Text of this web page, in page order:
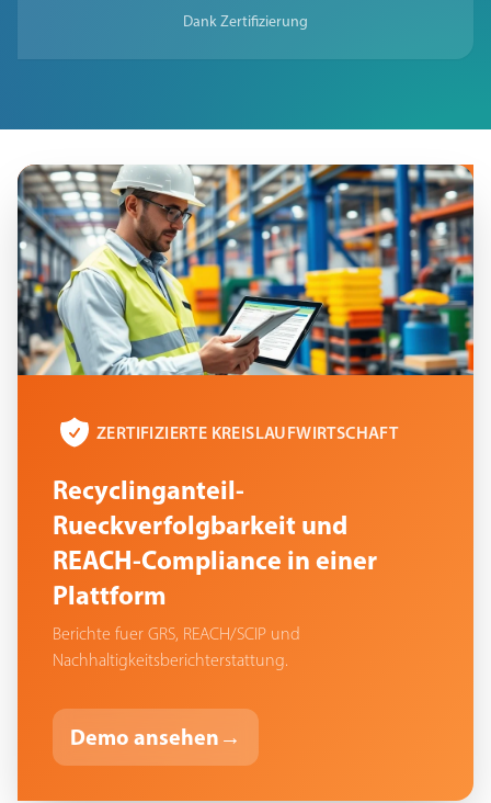
Dank Zertifizierung
ZERTIFIZIERTE KREISLAUFWIRTSCHAFT
Recyclinganteil-
Rueckverfolgbarkeit und
REACH-Compliance in einer
Plattform
Berichte fuer GRS, REACH/SCIP und
Nachhaltigkeitsberichterstattung.
Demo ansehen →